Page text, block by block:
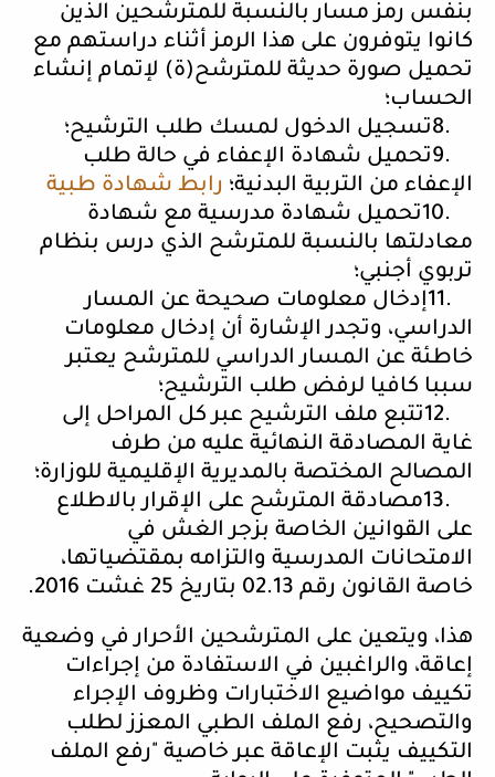
بنفس رمز مسار بالنسبة للمترشحين الذين
كانوا يتوفرون على هذا الرمز أثناء دراستهم مع
تحميل صورة حديثة للمترشح(ة) لإتمام إنشاء
الحساب؛
8.تسجيل الدخول لمسك طلب الترشيح؛
9.تحميل شهادة الإعفاء في حالة طلب
الإعفاء من التربية البدنية؛ رابط شهادة طبية
10.تحميل شهادة مدرسية مع شهادة
معادلتها بالنسبة للمترشح الذي درس بنظام
تربوي أجنبي؛
11.إدخال معلومات صحيحة عن المسار
الدراسي، وتجدر الإشارة أن إدخال معلومات
خاطئة عن المسار الدراسي للمترشح يعتبر
سببا كافيا لرفض طلب الترشيح؛
12.تتبع ملف الترشيح عبر كل المراحل إلى
غاية المصادقة النهائية عليه من طرف
المصالح المختصة بالمديرية الإقليمية للوزارة؛
13.مصادقة المترشح على الإقرار بالاطلاع
على القوانين الخاصة بزجر الغش في
الامتحانات المدرسية والتزامه بمقتضياتها،
خاصة القانون رقم 02.13 بتاريخ 25 غشت 2016
.
هذا، ويتعين على المترشحين الأحرار في وضعية
إعاقة، والراغبين في الاستفادة من إجراءات
تكييف مواضيع الاختبارات وظروف الإجراء
والتصحيح، رفع الملف الطبي المعزز لطلب
التكييف يثبت الإعاقة عبر خاصية "رفع الملف